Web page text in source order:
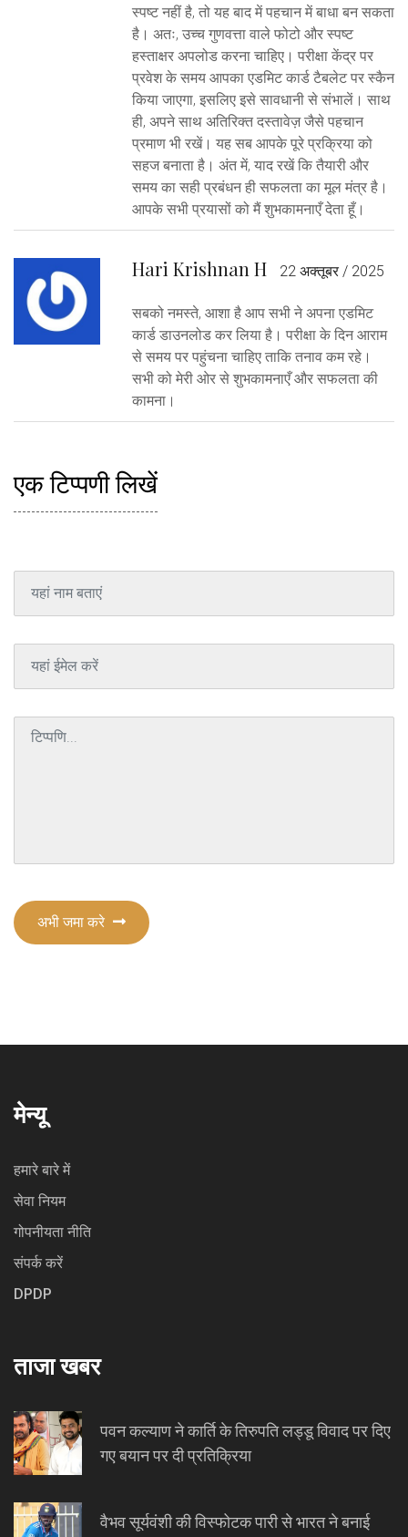
स्पष्ट नहीं है, तो यह बाद में पहचान में बाधा बन सकता
है। अतः, उच्च गुणवत्ता वाले फोटो और स्पष्ट
हस्ताक्षर अपलोड करना चाहिए। परीक्षा केंद्र पर
प्रवेश के समय आपका एडमिट कार्ड टैबलेट पर स्कैन
किया जाएगा, इसलिए इसे सावधानी से संभालें। साथ
ही, अपने साथ अतिरिक्त दस्तावेज़ जैसे पहचान
प्रमाण भी रखें। यह सब आपके पूरे प्रक्रिया को
सहज बनाता है। अंत में, याद रखें कि तैयारी और
समय का सही प्रबंधन ही सफलता का मूल मंत्र है।
आपके सभी प्रयासों को मैं शुभकामनाएँ देता हूँ।
Hari Krishnan H 22 अक्तूबर / 2025
सबको नमस्ते, आशा है आप सभी ने अपना एडमिट
कार्ड डाउनलोड कर लिया है। परीक्षा के दिन आराम
से समय पर पहुंचना चाहिए ताकि तनाव कम रहे।
सभी को मेरी ओर से शुभकामनाएँ और सफलता की
कामना।
एक टिप्पणी लिखें
अभी जमा करे
मेन्यू
हमारे बारे में
सेवा नियम
गोपनीयता नीति
संपर्क करें
DPDP
ताजा खबर
पवन कल्याण ने कार्ति के तिरुपति लड्डू विवाद पर दिए
गए बयान पर दी प्रतिक्रिया
वैभव सूर्यवंशी की विस्फोटक पारी से भारत ने बनाई